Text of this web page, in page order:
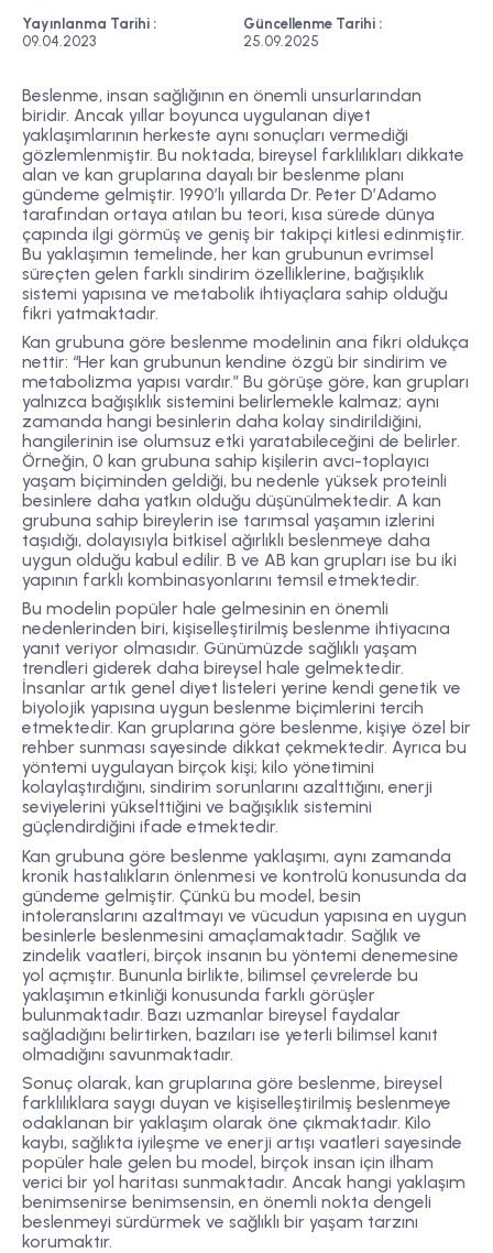
Yayınlanma Tarihi :
09.04.2023
Güncellenme Tarihi :
25.09.2025
Beslenme, insan sağlığının en önemli unsurlarından
biridir. Ancak yıllar boyunca uygulanan diyet
yaklaşımlarının herkeste aynı sonuçları vermediği
gözlemlenmiştir. Bu noktada, bireysel farklılıkları dikkate
alan ve kan gruplarına dayalı bir beslenme planı
gündeme gelmiştir. 1990’lı yıllarda Dr. Peter D’Adamo
tarafından ortaya atılan bu teori, kısa sürede dünya
çapında ilgi görmüş ve geniş bir takipçi kitlesi edinmiştir.
Bu yaklaşımın temelinde, her kan grubunun evrimsel
süreçten gelen farklı sindirim özelliklerine, bağışıklık
sistemi yapısına ve metabolik ihtiyaçlara sahip olduğu
fikri yatmaktadır.
Kan grubuna göre beslenme modelinin ana fikri oldukça
nettir: “Her kan grubunun kendine özgü bir sindirim ve
metabolizma yapısı vardır.” Bu görüşe göre, kan grupları
yalnızca bağışıklık sistemini belirlemekle kalmaz; aynı
zamanda hangi besinlerin daha kolay sindirildiğini,
hangilerinin ise olumsuz etki yaratabileceğini de belirler.
Örneğin, 0 kan grubuna sahip kişilerin avcı-toplayıcı
yaşam biçiminden geldiği, bu nedenle yüksek proteinli
besinlere daha yatkın olduğu düşünülmektedir. A kan
grubuna sahip bireylerin ise tarımsal yaşamın izlerini
taşıdığı, dolayısıyla bitkisel ağırlıklı beslenmeye daha
uygun olduğu kabul edilir. B ve AB kan grupları ise bu iki
yapının farklı kombinasyonlarını temsil etmektedir.
Bu modelin popüler hale gelmesinin en önemli
nedenlerinden biri, kişiselleştirilmiş beslenme ihtiyacına
yanıt veriyor olmasıdır. Günümüzde sağlıklı yaşam
trendleri giderek daha bireysel hale gelmektedir.
İnsanlar artık genel diyet listeleri yerine kendi genetik ve
biyolojik yapısına uygun beslenme biçimlerini tercih
etmektedir. Kan gruplarına göre beslenme, kişiye özel bir
rehber sunması sayesinde dikkat çekmektedir. Ayrıca bu
yöntemi uygulayan birçok kişi; kilo yönetimini
kolaylaştırdığını, sindirim sorunlarını azalttığını, enerji
seviyelerini yükselttiğini ve bağışıklık sistemini
güçlendirdiğini ifade etmektedir.
Kan grubuna göre beslenme yaklaşımı, aynı zamanda
kronik hastalıkların önlenmesi ve kontrolü konusunda da
gündeme gelmiştir. Çünkü bu model, besin
intoleranslarını azaltmayı ve vücudun yapısına en uygun
besinlerle beslenmesini amaçlamaktadır. Sağlık ve
zindelik vaatleri, birçok insanın bu yöntemi denemesine
yol açmıştır. Bununla birlikte, bilimsel çevrelerde bu
yaklaşımın etkinliği konusunda farklı görüşler
bulunmaktadır. Bazı uzmanlar bireysel faydalar
sağladığını belirtirken, bazıları ise yeterli bilimsel kanıt
olmadığını savunmaktadır.
Sonuç olarak, kan gruplarına göre beslenme, bireysel
farklılıklara saygı duyan ve kişiselleştirilmiş beslenmeye
odaklanan bir yaklaşım olarak öne çıkmaktadır. Kilo
kaybı, sağlıkta iyileşme ve enerji artışı vaatleri sayesinde
popüler hale gelen bu model, birçok insan için ilham
verici bir yol haritası sunmaktadır. Ancak hangi yaklaşım
benimsenirse benimsensin, en önemli nokta dengeli
beslenmeyi sürdürmek ve sağlıklı bir yaşam tarzını
korumaktır.